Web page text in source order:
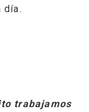
día.
trabajamos